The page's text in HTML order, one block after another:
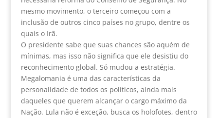
mesmo movimento, o terceiro começou com a
inclusão de outros cinco países no grupo, dentre os
quais o Irã.
O presidente sabe que suas chances são aquém de
mínimas, mas isso não significa que ele desistiu do
reconhecimento global. Só mudou a estratégia.
Megalomania é uma das características da
personalidade de todos os políticos, ainda mais
daqueles que querem alcançar o cargo máximo da
Nação. Lula não é exceção, busca os holofotes, dentro